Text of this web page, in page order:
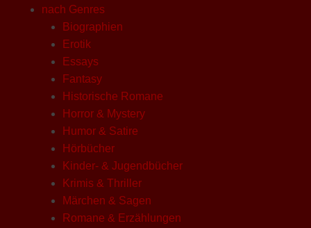
nach Genres
Biographien
Erotik
Essays
Fantasy
Historische Romane
Horror & Mystery
Humor & Satire
Hörbücher
Kinder- & Jugendbücher
Krimis & Thriller
Märchen & Sagen
Romane & Erzählungen